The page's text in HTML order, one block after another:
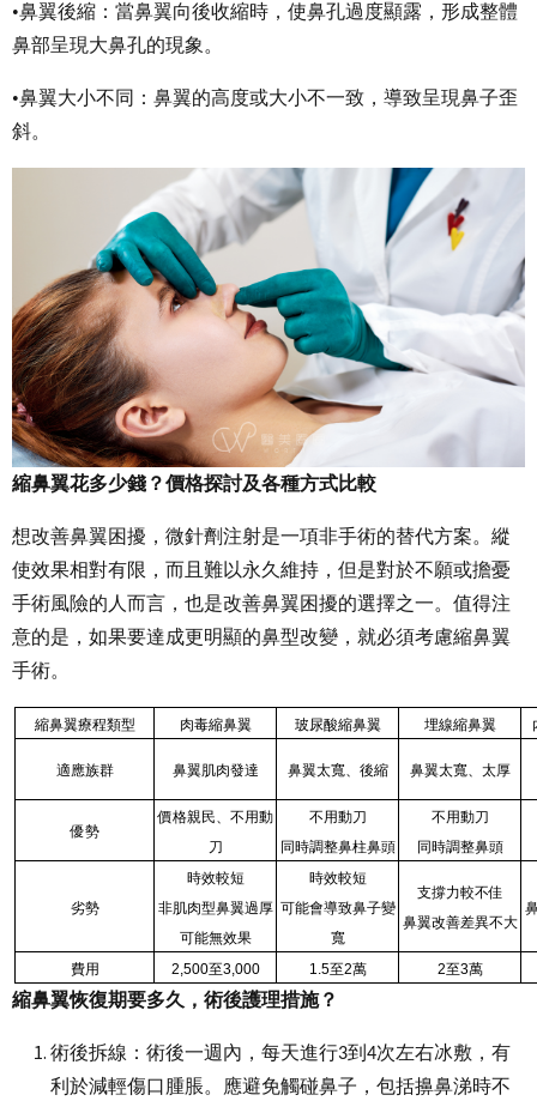
•鼻翼後縮：當鼻翼向後收縮時，使鼻孔過度顯露，形成整體
鼻部呈現大鼻孔的現象。
•鼻翼大小不同：鼻翼的高度或大小不一致，導致呈現鼻子歪
斜。
縮鼻翼花多少錢？價格探討及各種方式比較
想改善鼻翼困擾，微針劑注射是一項非手術的替代方案。縱
使效果相對有限，而且難以永久維持，但是對於不願或擔憂
手術風險的人而言，也是改善鼻翼困擾的選擇之一。值得注
意的是，如果要達成更明顯的鼻型改變，就必須考慮縮鼻翼
手術。
縮鼻翼療程類型 肉毒縮鼻翼 玻尿酸縮鼻翼 埋線縮鼻翼
適應族群 鼻翼肌肉發達 鼻翼太寬、後縮 鼻翼太寬、太厚
優勢
價格親民、不用動
刀
不用動刀
同時調整鼻柱鼻頭
不用動刀
同時調整鼻頭
劣勢
時效較短
非肌肉型鼻翼過厚
可能無效果
時效較短
可能會導致鼻子變
寬
支撐力較不佳
鼻翼改善差異不大
費用 2,500至3,000 1.5至2萬 2至3萬
縮鼻翼恢復期要多久，術後護理措施？
術後拆線：術後一週內，每天進行3到 4次左右冰敷，有
利於減輕傷口腫脹。應避免觸碰鼻子，包括擤鼻涕時不